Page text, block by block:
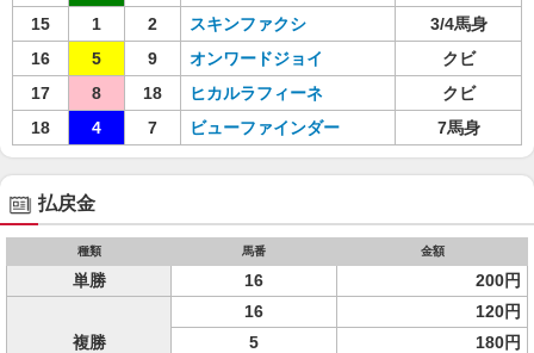
15
1 2 スキンファクシ
3/4馬身
16
5 9 オンワードジョイ
クビ
17
8 18 ヒカルラフィーネ
クビ
18
4 7 ビューファインダー 7馬身
払戻金
種類 馬番 金額
単勝 16 200円
複勝
16
120円
5
180円